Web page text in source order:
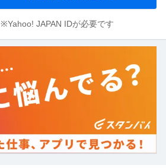
※Yahoo! JAPAN IDが必要です